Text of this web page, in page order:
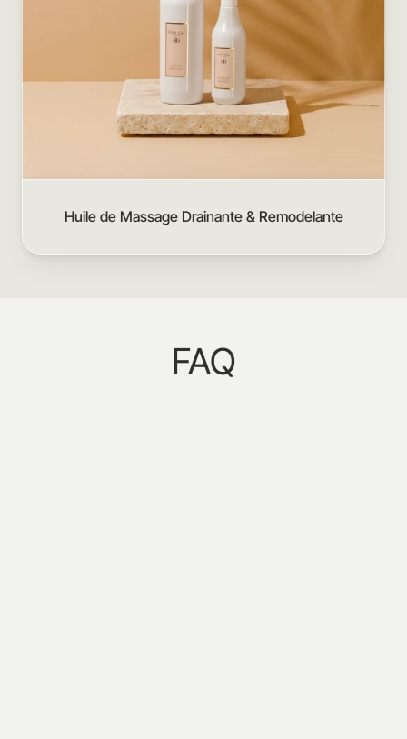
Huile de Massage Drainante & Remodelante
FAQ